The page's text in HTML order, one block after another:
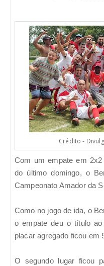
Crédito -
Com um empate em
do último domingo, o
Campeonato Amador da
Como no jogo de ida, o
o empate deu o título
placar agregado ficou em
O segundo lugar ficou